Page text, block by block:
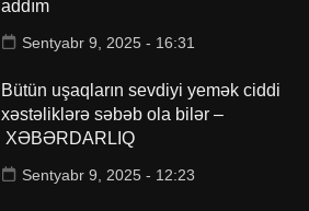
addım
Sentyabr 9, 2025 - 16:31
Bütün uşaqların sevdiyi yemək ciddi
xəstəliklərə səbəb ola bilər –
XƏBƏRDARLIQ
Sentyabr 9, 2025 - 12:23